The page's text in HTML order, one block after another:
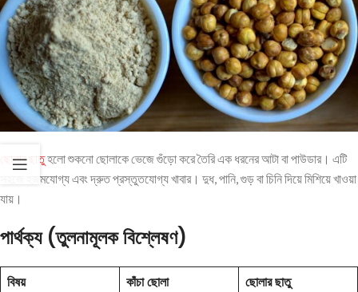
ছোলার ছাতুহলো শুকনো ছোলাকে ভেজে গুঁড়ো করে তৈরি এক ধরনের আটা বা পাউডার। এটি
সহজে হজমযোগ্য এবং দ্রুত প্রস্তুতযোগ্য খাবার। দুধ, পানি, গুড় বা চিনি দিয়ে মিশিয়ে খাওয়া
যায়।
পার্থক্য (তুলনামূলক বিশ্লেষণ)
বিষয় কাঁচা ছোলা ছোলার ছাতু